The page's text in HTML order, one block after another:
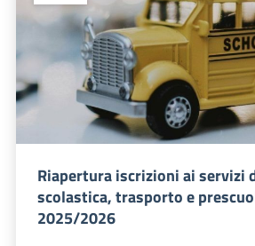
Riapertura iscrizioni ai servizi
scolastica, trasporto e
2025/2026